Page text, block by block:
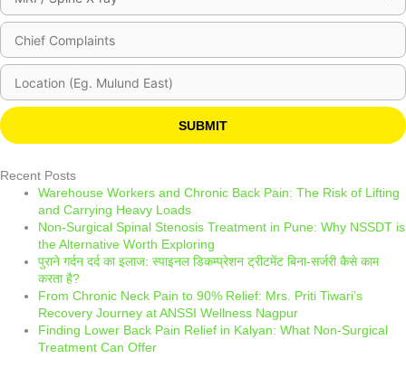
Please leave this field empty.
Recent Posts
Warehouse Workers and Chronic Back Pain: The Risk of Lifting
and Carrying Heavy Loads
Non-Surgical Spinal Stenosis Treatment in Pune: Why NSSDT is
the Alternative Worth Exploring
पुराने गर्दन दर्द का इलाज: स्पाइनल डिकम्प्रेशन ट्रीटमेंट बिना-सर्जरी कैसे काम
करता है?
From Chronic Neck Pain to 90% Relief: Mrs. Priti Tiwari’s
Recovery Journey at ANSSI Wellness Nagpur
Finding Lower Back Pain Relief in Kalyan: What Non-Surgical
Treatment Can Offer